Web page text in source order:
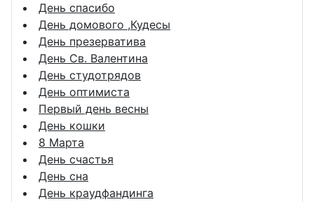
День спасибо
День домового ,Кудесы
День презерватива
День Св. Валентина
День студотрядов
День оптимиста
Первый день весны
День кошки
8 Марта
День счастья
День сна
День краудфандинга